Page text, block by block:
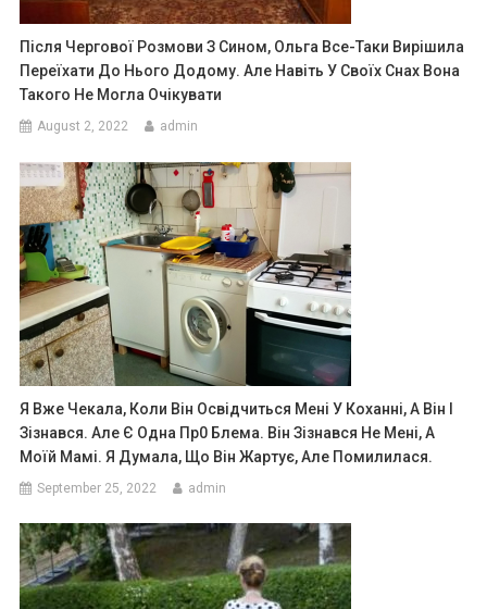
Після Чергової Розмови З Сином, Ольга Все-Таки Вирішила
Переїхати До Нього Додому. Але Навіть У Своїх Снах Вона
Такого Не Могла Очікувати
August 2, 2022 admin
Я Вже Чекала, Коли Він Освідчиться Мені У Коханні, А Він І
Зізнався. Але Є Одна Пр0 Блема. Він Зізнався Не Мені, А
Моїй Мамі. Я Думала, Що Він Жартує, Але Помилилася.
September 25, 2022 admin